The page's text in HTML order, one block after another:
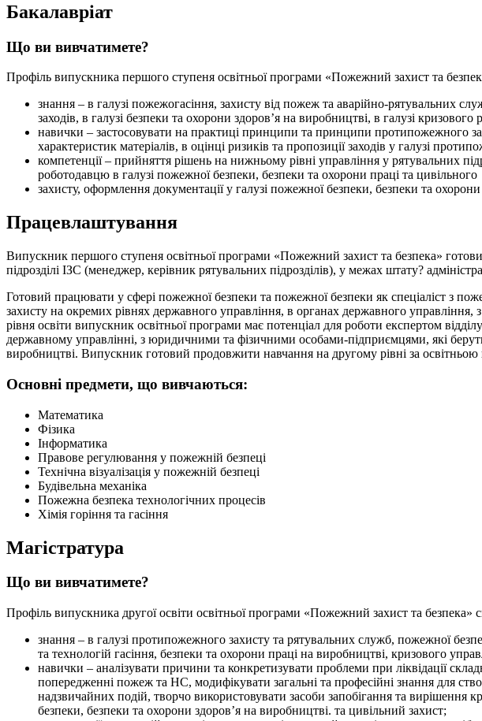
Бакалавріат
Що ви вивчатимете?
Профіль випускника першого ступеня освітньої програми «Пожежний захист та
знання – в галузі пожежогасіння, захисту від пожеж та аварійно-рятувальних
заходів, в галузі безпеки та охорони здоров’я на виробництві, в галузі
навички – застосовувати на практиці принципи та принципи протипожежного
характеристик матеріалів, в оцінці ризиків та пропозиції заходів у галузі
компетенції – прийняття рішень на нижньому рівні управління у рятувальних
роботодавцю в галузі пожежної безпеки, безпеки та охорони праці та цивільного
захисту, оформлення документації у галузі пожежної безпеки, безпеки та
Працевлаштування
Випускник першого ступеня освітньої програми «Пожежний захист та безпека»
підрозділі ІЗС (менеджер, керівник рятувальних підрозділів), у межах штату?
Готовий працювати у сфері пожежної безпеки та пожежної безпеки як спеціаліст з
захисту на окремих рівнях державного управління, в органах державного
рівня освіти випускник освітньої програми має потенціал для роботи експертом
державному управлінні, з юридичними та фізичними особами-підприємцями, які
виробництві. Випускник готовий продовжити навчання на другому рівні за
Основні предмети, що вивчаються:
Математика
Фізика
Інформатика
Правове регулювання у пожежній безпеці
Технічна візуалізація у пожежній безпеці
Будівельна механіка
Пожежна безпека технологічних процесів
Хімія горіння та гасіння
Магістратура
Що ви вивчатимете?
Профіль випускника другої освіти освітньої програми «Пожежний захист та безпека»
знання – в галузі протипожежного захисту та рятувальних служб, пожежної
та технологій гасіння, безпеки та охорони праці на виробництві, кризового
навички – аналізувати причини та конкретизувати проблеми при ліквідації
попередженні пожеж та НС, модифікувати загальні та професійні знання для
надзвичайних подій, творчо використовувати засоби запобігання та вирішення
безпеки, безпеки та охорони здоров’я на виробництві. та цивільний захист;